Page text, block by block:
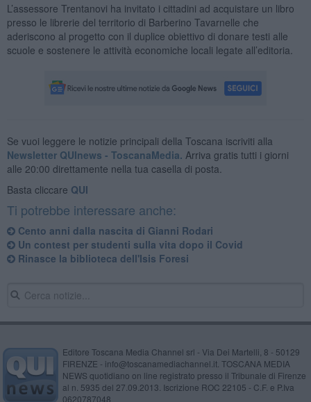
L’assessore Trentanovi ha invitato i cittadini ad acquistare un libro
presso le librerie del territorio di Barberino Tavarnelle che
aderiscono al progetto con il duplice obiettivo di donare testi alle
scuole e sostenere le attività economiche locali legate all’editoria.
Se vuoi leggere le notizie principali della Toscana iscriviti alla
Newsletter QUInews - ToscanaMedia. Arriva gratis tutti i giorni
alle 20:00 direttamente nella tua casella di posta.
Basta cliccare QUI
Ti potrebbe interessare anche:
Cento anni dalla nascita di Gianni Rodari
​Un contest per studenti sulla vita dopo il Covid
Rinasce la biblioteca dell'Isis Foresi
Editore Toscana Media Channel srl - Via Dei Martelli, 8 - 50129
FIRENZE - info@toscanamediachannel.it. TOSCANA MEDIA
NEWS quotidiano on line registrato presso il Tribunale di Firenze
al n. 5935 del 27.09.2013. Iscrizione ROC 22105 - C.F. e P.Iva
0620787048